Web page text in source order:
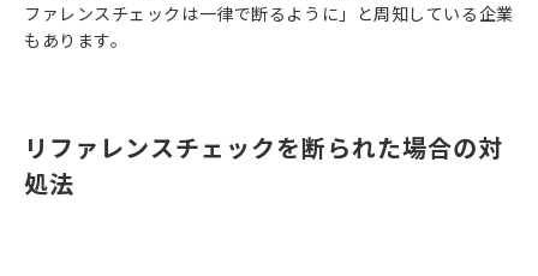
ファレンスチェックは一律で断るように」と周知している企業
もあります。
リファレンスチェックを断られた場合の対
処法